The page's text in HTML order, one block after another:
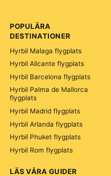
POPULÄRA
DESTINATIONER
Hyrbil Malaga flygplats
Hyrbil Alicante flygplats
Hyrbil Barcelona flygplats
Hyrbil Palma de Mallorca
flygplats
Hyrbil Madrid flygplats
Hyrbil Arlanda flygplats
Hyrbil Phuket flygplats
Hyrbil Rom flygplats
LÄS VÅRA GUIDER